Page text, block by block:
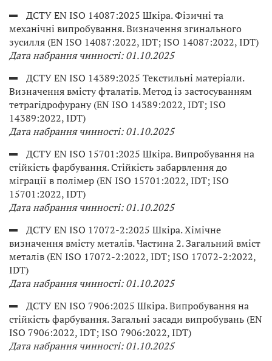
ДСТУ EN ISO 14087:2025 Шкіра. Фізичні та
механічні випробування. Визначення згинального
зусилля (EN ISO 14087:2022, IDT; ISO 14087:2022, IDT)
Дата набрання чинності: 01.10.2025
ДСТУ EN ISO 14389:2025 Текстильні матеріали.
Визначення вмісту фталатів. Метод із застосуванням
тетрагідрофурану (EN ISO 14389:2022, IDT; ISO
14389:2022, IDT)
Дата набрання чинності: 01.10.2025
ДСТУ EN ISO 15701:2025 Шкіра. Випробування на
стійкість фарбування. Стійкість забарвлення до
міграції в полімер (EN ISO 15701:2022, IDT; ISO
15701:2022, IDT)
Дата набрання чинності: 01.10.2025
ДСТУ EN ISO 17072-2:2025 Шкіра. Хімічне
визначення вмісту металів. Частина 2. Загальний вміст
металів (EN ISO 17072-2:2022, IDT; ISO 17072-2:2022,
IDT)
Дата набрання чинності: 01.10.2025
ДСТУ EN ISO 7906:2025 Шкіра. Випробування на
стійкість фарбування. Загальні засади випробувань (EN
ISO 7906:2022, IDT; ISO 7906:2022, IDT)
Дата набрання чинності: 01.10.2025